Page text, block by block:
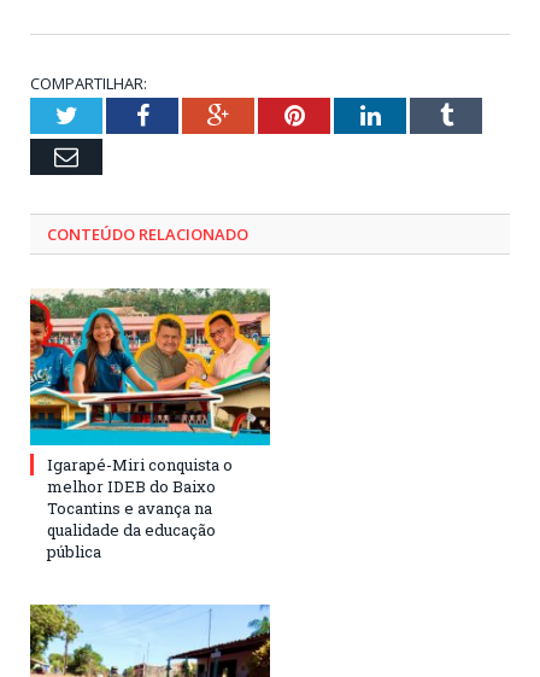
COMPARTILHAR:
TwitterFacebookGoogle+PinterestLinkedInTumblr
Email
CONTEÚDO RELACIONADO
Igarapé-Miri conquista o
melhor IDEB do Baixo
Tocantins e avança na
qualidade da educação
pública